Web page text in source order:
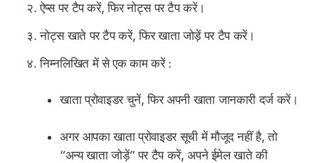
ऐप्स पर टैप करें, फिर नोट्स पर टैप करें।
नोट्स खाते पर टैप करें, फिर खाता जोड़ें पर टैप करें।
निम्नलिखित में से एक काम करें :
खाता प्रोवाइडर चुनें, फिर अपनी खाता जानकारी दर्ज करें।
अगर आपका खाता प्रोवाइडर सूची में मौजूद नहीं है, तो
“अन्य खाता जोड़ें” पर टैप करें, अपने ईमेल खाते की